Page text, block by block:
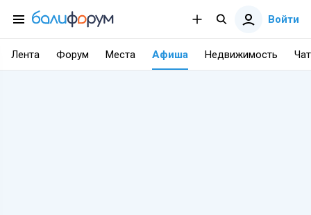
Войти
Лента Форум Места Афиша Недвижимость Чат